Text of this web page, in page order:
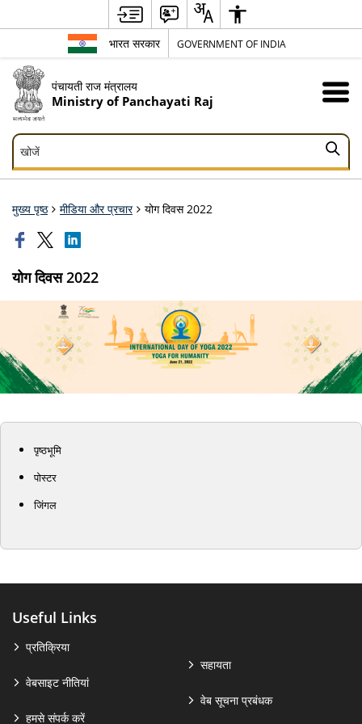
भारत सरकार GOVERNMENT OF INDIA
पंचायती राज मंत्रालय
Ministry of Panchayati Raj
खोजें
खोजें
मुख्य पृष्ठ मीडिया और प्रचार योग दिवस 2022
योग दिवस 2022
पृष्ठभूमि
पोस्टर
जिंगल
Useful Links
प्रतिक्रिया
वेबसाइट नीतियां
हमसे संपर्क करें
सहायता
वेब सूचना प्रबंधक